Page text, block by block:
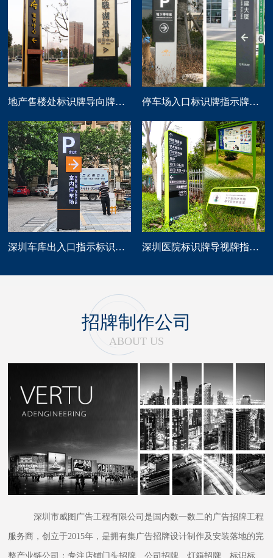
地产售楼处标识牌导向牌精神堡垒制作 停车场入口标识牌指示牌导向牌定做
深圳车库出入口指示标识牌制作 深圳医院标识牌导视牌指示路牌设计制作
招牌制作公司
ABOUT US
深圳市威图广告工程有限公司是国内数一数二的广告招牌工程
服务商，创立于2015年，是拥有集广告招牌设计制作及安装落地的完
整产业链公司；专注店铺门头招牌、公司招牌、灯箱招牌、标识标